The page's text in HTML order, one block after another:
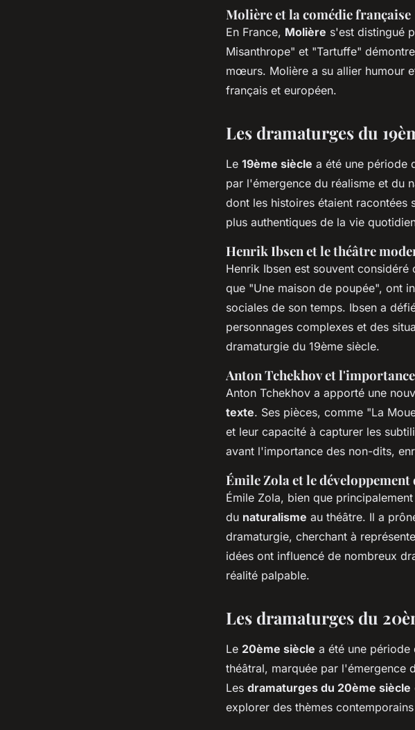
Molière et la comédie française
En France, Molière s'est distingué
Misanthrope" et "Tartuffe"
mœurs. Molière a su allier humour
français et européen.
Les dramaturges du
Le 19ème siècle a été une période
par l'émergence du réalisme et du
dont les histoires étaient racontées
plus authentiques de la vie
Henrik Ibsen et le théâtre
Henrik Ibsen est souvent
que "Une maison de poupée", ont
sociales de son temps. Ibsen a
personnages complexes et des
dramaturgie du 19ème siècle.
Anton Tchekhov et
Anton Tchekhov a apporté une
texte. Ses pièces, comme "La
et leur capacité à capturer les
avant l'importance des non-dits,
Émile Zola et le
Émile Zola, bien que
du naturalisme au théâtre. Il a
dramaturgie, cherchant à
idées ont influencé de nombreux
réalité palpable.
Les dramaturges du
Le 20ème siècle a été une période
théâtral, marquée par l'émergence
Les dramaturges du 20ème siècle
explorer des thèmes